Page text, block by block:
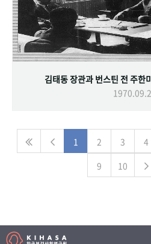
김태동 장관과 번스틴 전 주한
1 2 3 4
9
10